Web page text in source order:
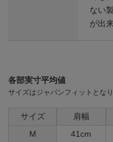
ない
が出
各部実寸平均値
サイズはジャパンフィットとな
サイズ 肩幅
M
41cm